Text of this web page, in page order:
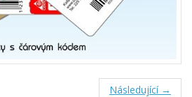
Následující →